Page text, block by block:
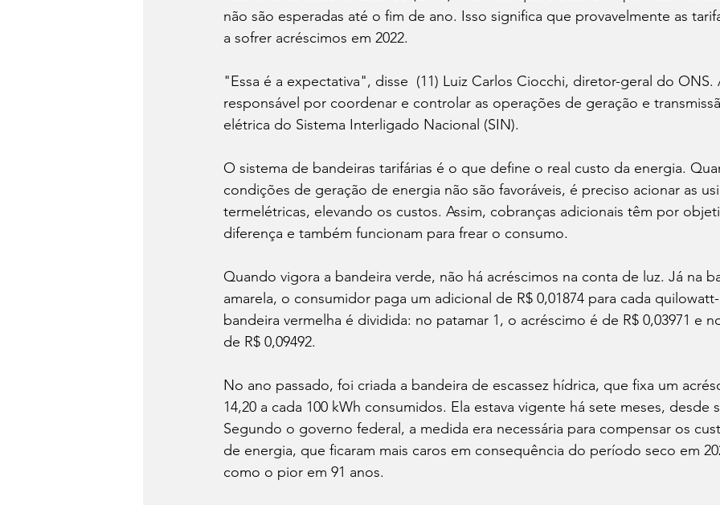
não são esperadas até o fim de ano. Isso significa que provavelmente as
a sofrer acréscimos em 2022.
"Essa é a expectativa", disse  (11) Luiz Carlos Ciocchi, diretor-geral do
responsável por coordenar e controlar as operações de geração e
elétrica do Sistema Interligado Nacional (SIN).
O sistema de bandeiras tarifárias é o que define o real custo da energia.
condições de geração de energia não são favoráveis, é preciso acionar as
termelétricas, elevando os custos. Assim, cobranças adicionais têm por
diferença e também funcionam para frear o consumo.
Quando vigora a bandeira verde, não há acréscimos na conta de luz. Já na
amarela, o consumidor paga um adicional de R$ 0,01874 para cada
bandeira vermelha é dividida: no patamar 1, o acréscimo é de R$ 0,03971 e
de R$ 0,09492.
No ano passado, foi criada a bandeira de escassez hídrica, que fixa um
14,20 a cada 100 kWh consumidos. Ela estava vigente há sete meses,
Segundo o governo federal, a medida era necessária para compensar os
de energia, que ficaram mais caros em consequência do período seco em
como o pior em 91 anos.